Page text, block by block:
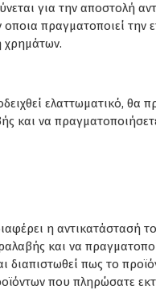
για την αποστολή
πραγματοποιεί την
χρημάτων.
ελαττωματικό, θα
και να
η αντικατάστασή
και να
πως το
που πληρώσατε